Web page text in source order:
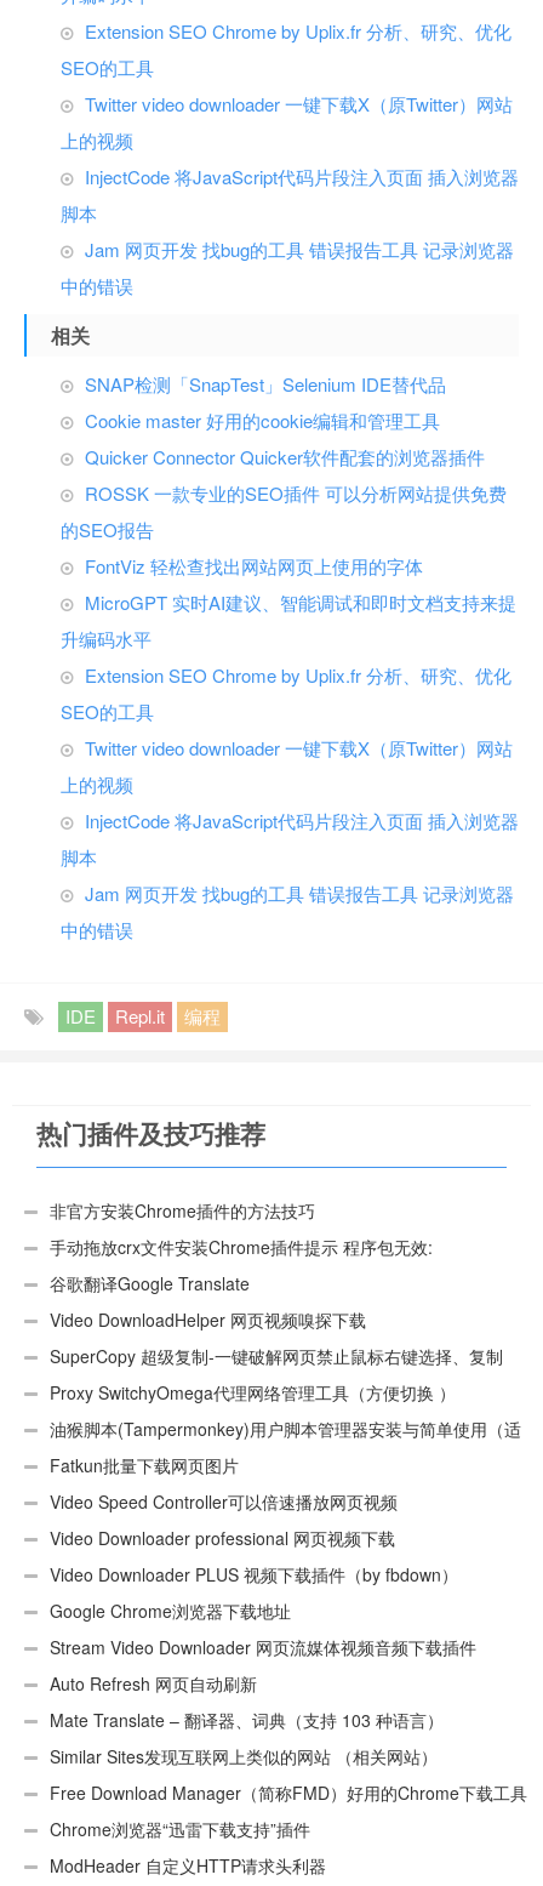
Extension SEO Chrome by Uplix.fr 分析、研究、优化
SEO的工具
Twitter video downloader 一键下载X（原Twitter）网站
上的视频
InjectCode 将JavaScript代码片段注入页面 插入浏览器
脚本
Jam 网页开发 找bug的工具 错误报告工具 记录浏览器
中的错误
相关
SNAP检测「SnapTest」Selenium IDE替代品
Cookie master 好用的cookie编辑和管理工具
Quicker Connector Quicker软件配套的浏览器插件
ROSSK 一款专业的SEO插件 可以分析网站提供免费
的SEO报告
FontViz 轻松查找出网站网页上使用的字体
MicroGPT 实时AI建议、智能调试和即时文档支持来提
升编码水平
Extension SEO Chrome by Uplix.fr 分析、研究、优化
SEO的工具
Twitter video downloader 一键下载X（原Twitter）网站
上的视频
InjectCode 将JavaScript代码片段注入页面 插入浏览器
脚本
Jam 网页开发 找bug的工具 错误报告工具 记录浏览器
中的错误
IDE Repl.it 编程
热门插件及技巧推荐
非官方安装Chrome插件的方法技巧
手动拖放crx文件安装Chrome插件提示 程序包无效:
“CEX_HEADER_INVALID”的解决办法
谷歌翻译Google Translate
Video DownloadHelper 网页视频嗅探下载
SuperCopy 超级复制-一键破解网页禁止鼠标右键选择、复制
Proxy SwitchyOmega代理网络管理工具（方便切换 ）
油猴脚本(Tampermonkey)用户脚本管理器安装与简单使用（适
用Android）
Fatkun批量下载网页图片
Video Speed Controller可以倍速播放网页视频
Video Downloader professional 网页视频下载
Video Downloader PLUS 视频下载插件（by fbdown）
Google Chrome浏览器下载地址
Stream Video Downloader 网页流媒体视频音频下载插件
Auto Refresh 网页自动刷新
Mate Translate – 翻译器、词典（支持 103 种语言）
Similar Sites发现互联网上类似的网站 （相关网站）
Free Download Manager（简称FMD）好用的Chrome下载工具
插件Chrome浏览器“迅雷下载支持”插件
ModHeader 自定义HTTP请求头利器